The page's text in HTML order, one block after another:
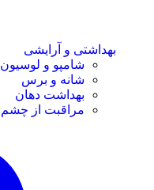
بهداشتی و آرایشی
شامپو و لوسیون
شانه و برس
بهداشت دهان
مراقبت از چشم